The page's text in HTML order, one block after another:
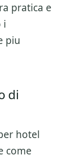
pratica e
i
piu
di
hotel
come